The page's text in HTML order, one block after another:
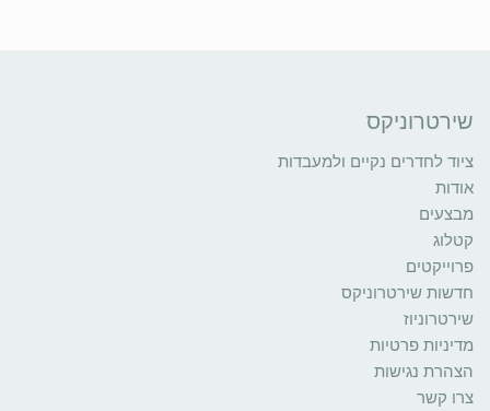
שירטרוניקס
ציוד לחדרים נקיים ולמעבדות
אודות
מבצעים
קטלוג
פרוייקטים
חדשות שירטרוניקס
שירטרוניוז
מדיניות פרטיות
הצהרת נגישות
צרו קשר